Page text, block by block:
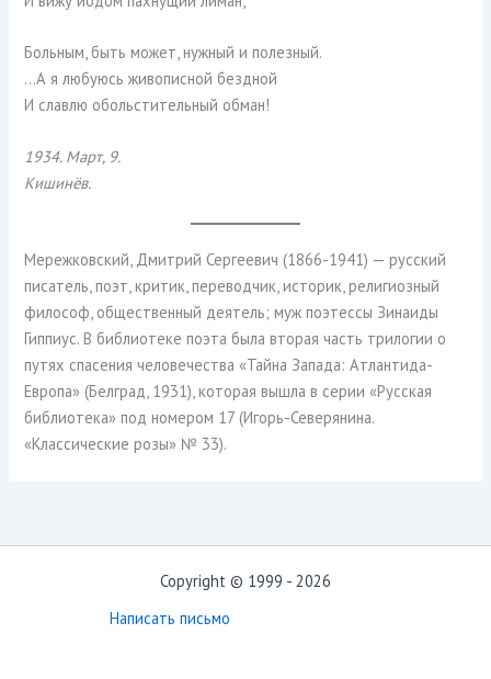
Больным, быть может, нужный и полезный.
…А я любуюсь живописной бездной
И славлю обольстительный обман!
1934. Март, 9.
Кишинёв.
Мережковский, Дмитрий Сергеевич (1866-1941) — русский
писатель, поэт, критик, переводчик, историк, религиозный
философ, общественный деятель; муж поэтессы Зинаиды
Гиппиус. В библиотеке поэта была вторая часть трилогии о
путях спасения человечества «Тайна Запада: Атлантида-
Европа» (Белград, 1931), которая вышла в серии «Русская
библиотека» под номером 17 (Игорь-Северянина.
«Классические розы» № 33).
Copyright © 1999 - 2026
Написать письмо